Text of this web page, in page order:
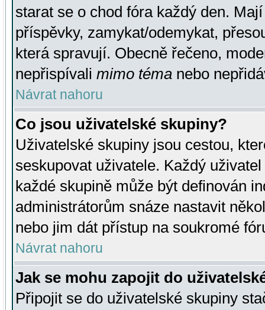
starat se o chod fóra každý den.
příspěvky, zamykat/odemykat,
která spravují. Obecně řečeno,
nepřispívali mimo téma nebo
Návrat nahoru
Co jsou uživatelské skupiny?
Uživatelské skupiny jsou cestou,
seskupovat uživatele. Každý
každé skupině může být definován
administrátorům snáze nastavit
nebo jim dát přístup na soukromé
Návrat nahoru
Jak se mohu zapojit do
Připojit se do uživatelské skupiny